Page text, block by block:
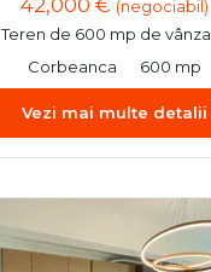
(negociabil)
Teren de 600 mp de
Corbeanca
600 mp
Vezi mai multe detalii